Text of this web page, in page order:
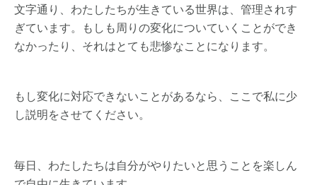
文字通り、わたしたちが生きている世界は、管理されす
ぎています。もしも周りの変化についていくことができ
なかったり、それはとても悲惨なことになります。
もし変化に対応できないことがあるなら、ここで私に少
し説明をさせてください。
毎日、わたしたちは自分がやりたいと思うことを楽しん